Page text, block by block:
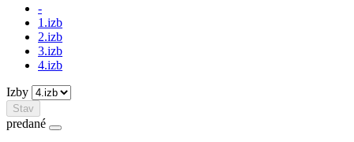
-
1.izb
2.izb
3.izb
4.izb
Izby
Stav
predané